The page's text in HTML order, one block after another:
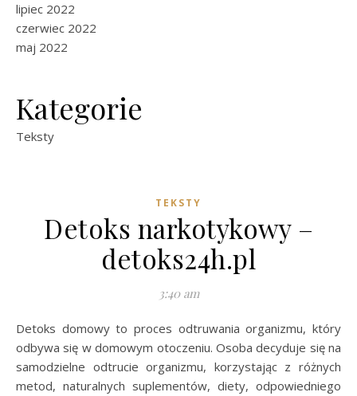
lipiec 2022
czerwiec 2022
maj 2022
Kategorie
Teksty
TEKSTY
Detoks narkotykowy –
detoks24h.pl
3:40 am
Detoks domowy to proces odtruwania organizmu, który
odbywa się w domowym otoczeniu. Osoba decyduje się na
samodzielne odtrucie organizmu, korzystając z różnych
metod, naturalnych suplementów, diety, odpowiedniego